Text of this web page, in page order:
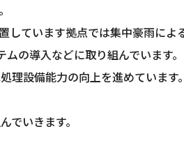
ています拠点では集中豪雨によ
の導入などに取り組んでいます
設備能力の向上を進めています
いきます。